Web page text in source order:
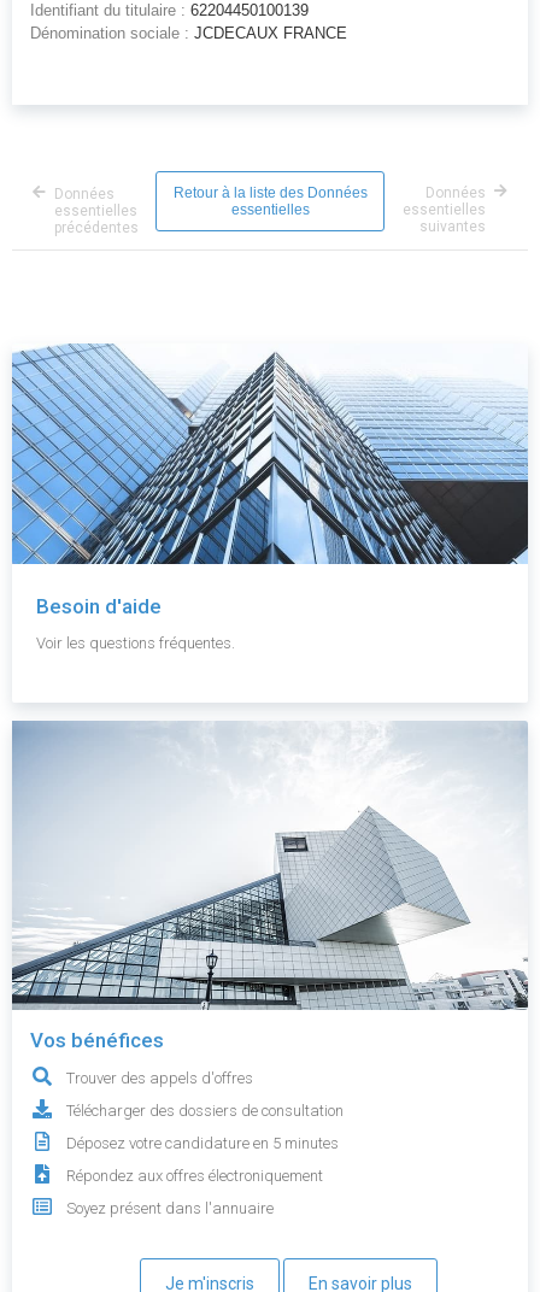
Identifiant du titulaire : 62204450100139
Dénomination sociale : JCDECAUX FRANCE
Données
essentielles
précédentes
Retour à la liste des Données
essentielles
Données
essentielles
suivantes
Besoin d'aide
Voir les questions fréquentes.
Vos bénéfices
Trouver des appels d'offres
Télécharger des dossiers de consultation
Déposez votre candidature en 5 minutes
Répondez aux offres électroniquement
Soyez présent dans l'annuaire
Je m'inscris En savoir plus